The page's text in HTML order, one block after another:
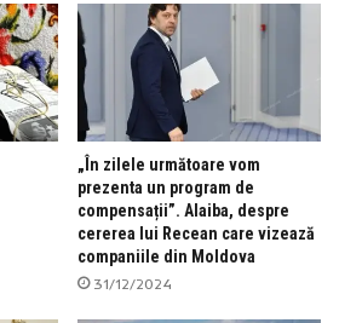
„În zilele următoare vom
prezenta un program de
compensații”. Alaiba, despre
cererea lui Recean care vizează
companiile din Moldova
31/12/2024